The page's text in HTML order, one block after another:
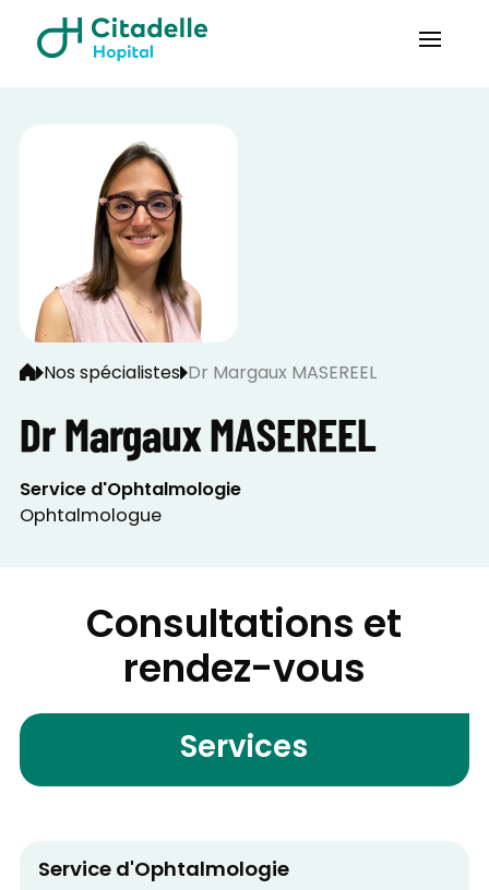
Nos spécialistes Dr Margaux MASEREEL
Dr Margaux MASEREEL
Service d'Ophtalmologie
Ophtalmologue
Consultations et
rendez-vous
Services
Service d'Ophtalmologie